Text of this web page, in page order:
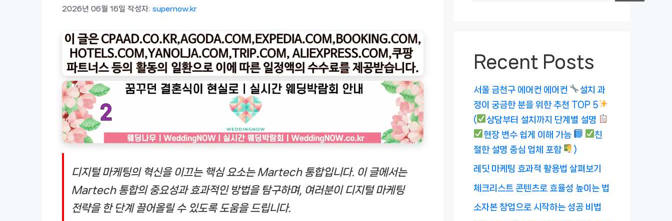
2026년 06월 16일 작성자: supernow.kr
디지털 마케팅의 혁신을 이끄는 핵심 요소는 Martech 통합입니다. 이 글에서는
Martech 통합의 중요성과 효과적인 방법을 탐구하며, 여러분이 디지털 마케팅
전략을 한 단계 끌어올릴 수 있도록 도움을 드립니다.
Recent Posts
서울 금천구 에어컨 에어컨
설치 과
정이 궁금한 분을 위한 추천 TOP 5
(
상담부터 설치까지 단계별 설명
현장 변수 쉽게 이해 가능
친
절한 설명 중심 업체 포함
)
레딧 마케팅 효과적 활용법 살펴보기
체크리스트 콘텐츠로 효율성 높이는 법
소자본 창업으로 시작하는 성공 비법